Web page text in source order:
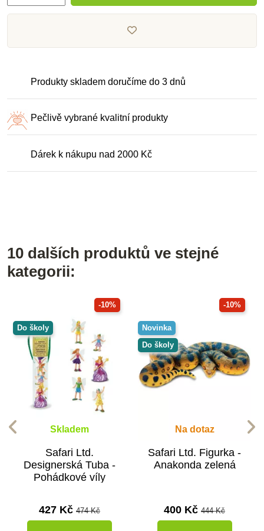
Produkty skladem doručíme do 3 dnů
Pečlivě vybrané kvalitní produkty
Dárek k nákupu nad 2000 Kč
10 dalších produktů ve stejné
kategorii:
-10%
Do školy
Skladem
Safari Ltd.
Designerská Tuba -
Pohádkové víly
427 Kč 474 Kč
-10%
Novinka
Do školy
Na dotaz
Safari Ltd. Figurka -
Anakonda zelená
400 Kč 444 Kč